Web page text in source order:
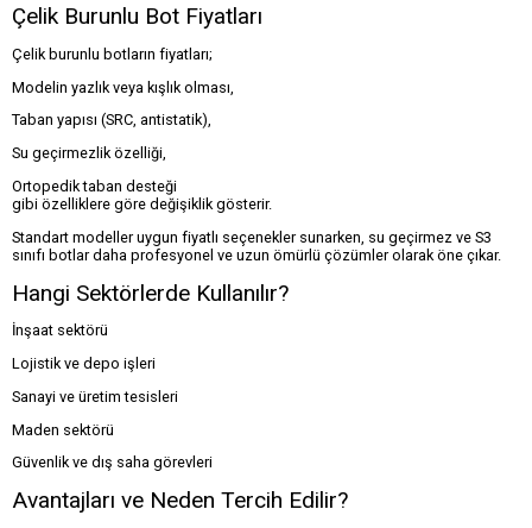
Çelik Burunlu Bot Fiyatları
Çelik burunlu botların fiyatları;
Modelin yazlık veya kışlık olması,
Taban yapısı (SRC, antistatik),
Su geçirmezlik özelliği,
Ortopedik taban desteği
gibi özelliklere göre değişiklik gösterir.
Standart modeller uygun fiyatlı seçenekler sunarken, su geçirmez ve S3
sınıfı botlar daha profesyonel ve uzun ömürlü çözümler olarak öne çıkar.
Hangi Sektörlerde Kullanılır?
İnşaat sektörü
Lojistik ve depo işleri
Sanayi ve üretim tesisleri
Maden sektörü
Güvenlik ve dış saha görevleri
Avantajları ve Neden Tercih Edilir?